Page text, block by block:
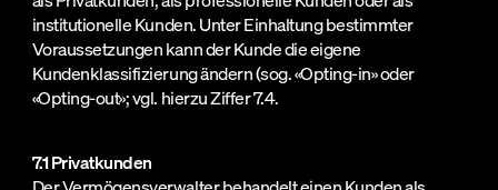
institutionelle Kunden. Unter Einhaltung bestimmter
Voraussetzungen kann der Kunde die eigene
Kundenklassifizierung ändern (sog. «Opting-in» oder
«Opting-out»; vgl. hierzu Ziffer 7.4.
7.1 Privatkunden